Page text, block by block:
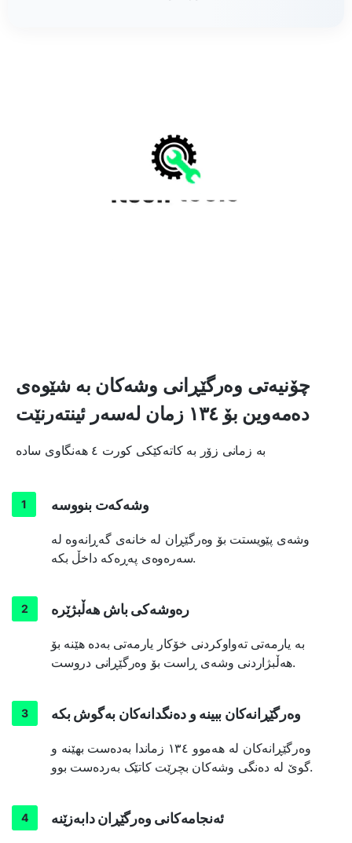
چۆنیەتی وەرگێڕانی وشەکان بە شێوەی
دەمەوین بۆ ١٣٤ زمان لەسەر ئینتەرنێت
بە زمانی زۆر بە کاتەکێکی کورت ٤ هەنگاوی سادە
وشەکەت بنووسە
وشەی پێویستت بۆ وەرگێڕان لە خانەی گەڕانەوە لە
سەرەوەی پەڕەکە داخڵ بکە.
رەوشەکی باش هەڵبژێرە
بە یارمەتی تەواوکردنی خۆکار یارمەتی بەدە هێنە بۆ
هەڵبژاردنی وشەی ڕاست بۆ وەرگێڕانی دروست.
وەرگێڕانەکان ببینە و دەنگدانەکان بەگوش بکە
وەرگێڕانەکان لە هەموو ١٣٤ زماندا بەدەست بهێنە و
گوێ لە دەنگی وشەکان بچرێت کاتێک بەردەست بوو.
ئەنجامەکانی وەرگێڕان دابەزێنە